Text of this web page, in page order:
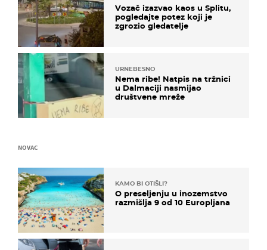
Vozač izazvao kaos u Splitu,
pogledajte potez koji je
zgrozio gledatelje
URNEBESNO
Nema ribe! Natpis na tržnici
u Dalmaciji nasmijao
društvene mreže
NOVAC
KAMO BI OTIŠLI?
O preseljenju u inozemstvo
razmišlja 9 od 10 Europljana